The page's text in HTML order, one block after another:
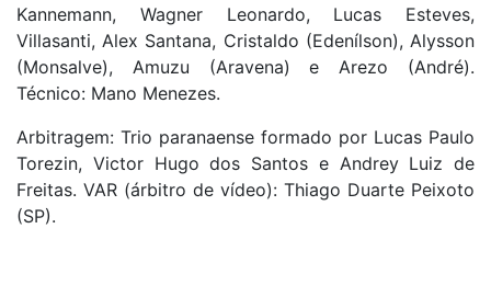
Kannemann, Wagner Leonardo, Lucas Esteves,
Villasanti, Alex Santana, Cristaldo (Edenílson), Alysson
(Monsalve), Amuzu (Aravena) e Arezo (André).
Técnico: Mano Menezes.
Arbitragem: Trio paranaense formado por Lucas Paulo
Torezin, Victor Hugo dos Santos e Andrey Luiz de
Freitas. VAR (árbitro de vídeo): Thiago Duarte Peixoto
(SP).